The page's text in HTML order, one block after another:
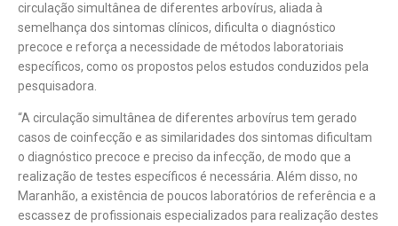
circulação simultânea de diferentes arbovírus, aliada à
semelhança dos sintomas clínicos, dificulta o diagnóstico
precoce e reforça a necessidade de métodos laboratoriais
específicos, como os propostos pelos estudos conduzidos pela
pesquisadora.
“A circulação simultânea de diferentes arbovírus tem gerado
casos de coinfecção e as similaridades dos sintomas dificultam
o diagnóstico precoce e preciso da infecção, de modo que a
realização de testes específicos é necessária. Além disso, no
Maranhão, a existência de poucos laboratórios de referência e a
escassez de profissionais especializados para realização destes